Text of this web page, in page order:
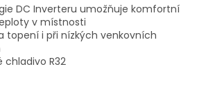
DC Inverteru umožňuje komfortní
v místnosti
topení i při nízkých venkovních
chladivo R32